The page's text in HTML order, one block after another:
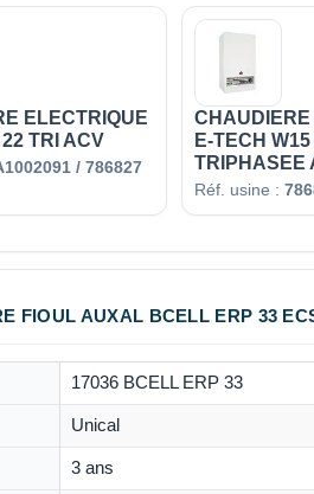
ELECTRIQUE
TRI ACV
/ 786827
E-TECH
TRIPHASEE
Réf. usine :
FIOUL AUXAL BCELL ERP 33
17036 BCELL ERP 33
Unical
3 ans